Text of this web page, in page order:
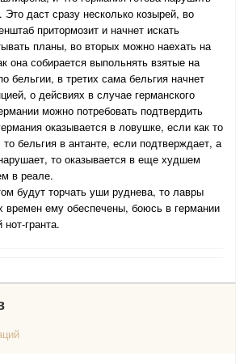
Это даст сразу несколько козырей, во
притормозит и начнет искать
планы, во вторых можно наехать на
она собирается выпольнять взятые на
бельгии, в третих сама бельгия начнет
о дейсвиях в случае германского
можно потребовать подтвердить
оказывается в ловушке, если как то
бельгия в антанте, если подтверждает, а
то оказывается в еще худшем
в реале.
будут торчать уши руднева, то лавры
времен ему обеспечены, боюсь в германии
гранта.